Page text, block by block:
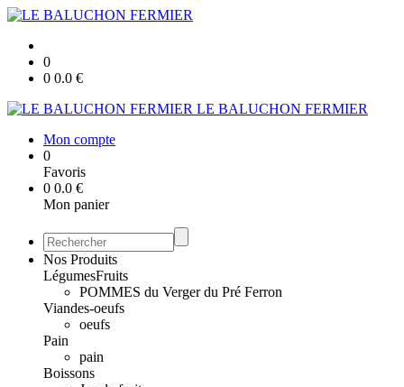
0
0 0.0 €
LE BALUCHON FERMIER
Mon compte
0
Favoris
0 0.0 €
Mon panier
Nos Produits
LégumesFruits
POMMES du Verger du Pré Ferron
Viandes-oeufs
oeufs
Pain
pain
Boissons